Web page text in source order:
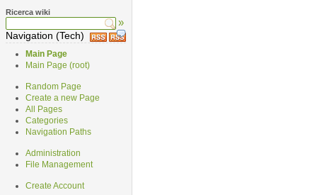
Ricerca wiki
»
Navigation (Tech)
Main Page
Main Page (root)
Random Page
Create a new Page
All Pages
Categories
Navigation Paths
Administration
File Management
Create Account